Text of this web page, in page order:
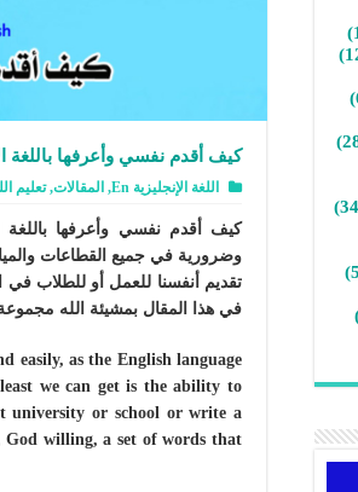
كيف أقدم نفسي وأعرفها باللغة
اللغة الإنجليزية En , المقالات,تعليم
كيف أقدم نفسي وأعرفها باللغة
وضرورية في جميع القطاعات
تقديم أنفسنا للعمل أو للطلاب
في هذا المقال بمشيئة الله
easily, as the English language
we can get is the ability to
university or school or write a
God willing, a set of words that